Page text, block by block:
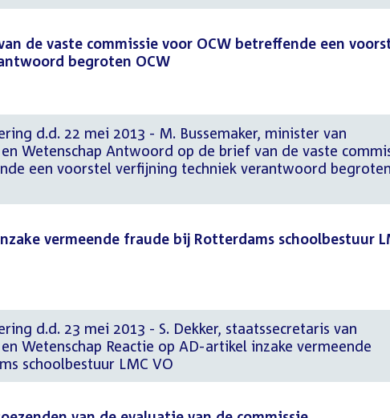
de vaste commissie voor OCW betreffende een
begroten OCW
d.d. 22 mei 2013 - M. Bussemaker, minister van
Wetenschap Antwoord op de brief van de vaste
een voorstel verfijning techniek verantwoord
vermeende fraude bij Rotterdams schoolbestuur
d.d. 23 mei 2013 - S. Dekker, staatssecretaris van
Wetenschap Reactie op AD-artikel inzake vermeende
schoolbestuur LMC VO